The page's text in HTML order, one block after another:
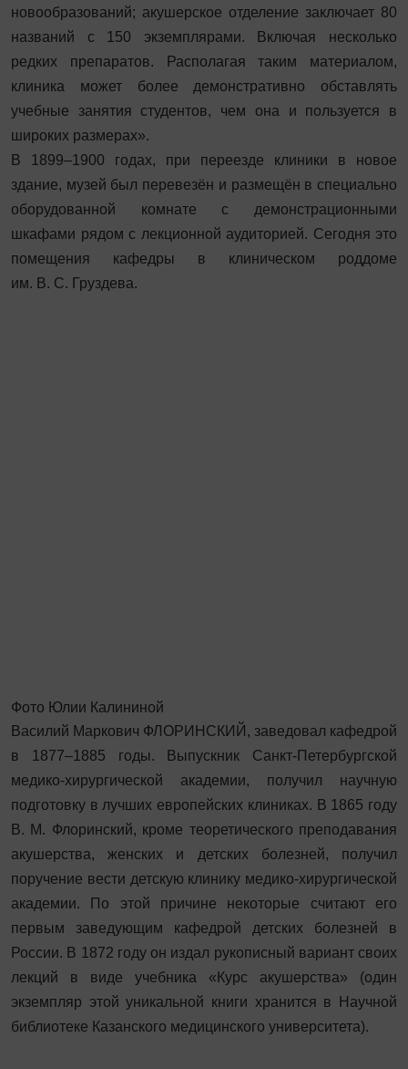
новообразований; акушерское отделение заключает 80
названий с 150 экземплярами. Включая несколько
редких препаратов. Располагая таким материалом,
клиника может более демонстративно обставлять
учебные занятия студентов, чем она и пользуется в
широких размерах».
В 1899–1900 годах, при переезде клиники в новое
здание, музей был перевезён и размещён в специально
оборудованной комнате с демонстрационными
шкафами рядом с лекционной аудиторией. Сегодня это
помещения кафедры в клиническом роддоме
им. В. С. Груздева.
Фото Юлии Калининой
Василий Маркович ФЛОРИНСКИЙ, заведовал кафедрой
в 1877–1885 годы. Выпускник Санкт-Петербургской
медико-хирургической академии, получил научную
подготовку в лучших европейских клиниках. В 1865 году
В. М. Флоринский, кроме теоретического преподавания
акушерства, женских и детских болезней, получил
поручение вести детскую клинику медико-хирургической
академии. По этой причине некоторые считают его
первым заведующим кафедрой детских болезней в
России. В 1872 году он издал рукописный вариант своих
лекций в виде учебника «Курс акушерства» (один
экземпляр этой уникальной книги хранится в Научной
библиотеке Казанского медицинского университета).